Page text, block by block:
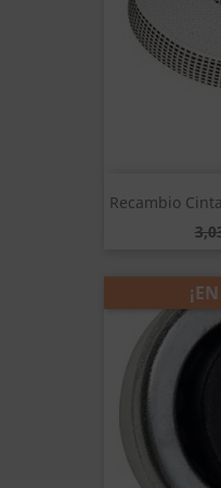
Recambio